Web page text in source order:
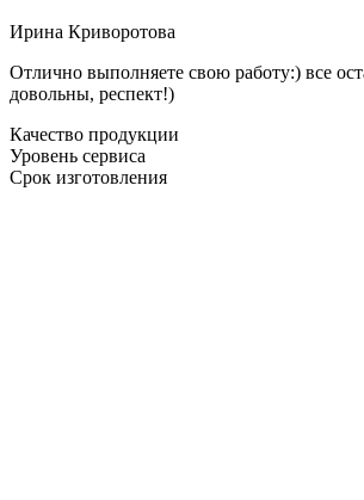
Ирина Криворотова
Отлично выполняете свою работу:) все
довольны, респект!)
Качество продукции
Уровень сервиса
Срок изготовления